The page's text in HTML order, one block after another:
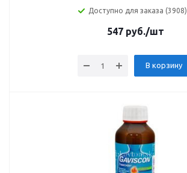
Доступно для заказа (3908)
547руб./шт
В корзину